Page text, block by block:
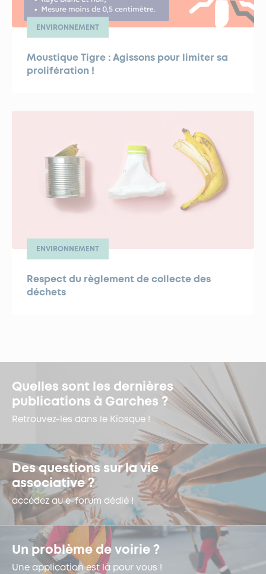
ENVIRONNEMENT
Moustique Tigre : Agissons pour limiter sa
prolifération !
ENVIRONNEMENT
Respect du règlement de collecte des
déchets
Quelles sont les dernières
publications à Garches ?
Retrouvez-les dans le Kiosque !
Des questions sur la vie
associative ?
accédez au e-forum dédié !
Un problème de voirie ?
Une application est là pour vous !